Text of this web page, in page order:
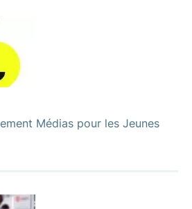
Médias pour les Jeunes